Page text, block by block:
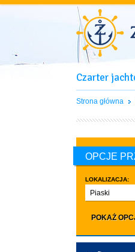
Czarter
Strona główna
OPCJE
LOKALIZACJA:
Piaski
LICZBA OSÓB:
co najmniej
POKAŻ